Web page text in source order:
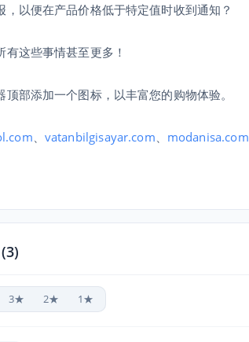
，以便在产品价格低于特定值时收到通知？
这些事情甚至更多！
部添加一个图标，以丰富您的购物体验。
、 vatanbilgisayar.com、 modanisa.com
3★ 2★ 1★